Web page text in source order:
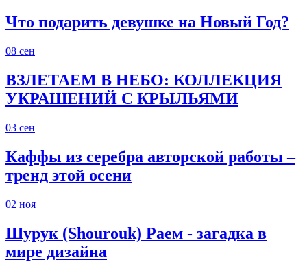
Что подарить девушке на Новый Год?
08 сен
ВЗЛЕТАЕМ В НЕБО: КОЛЛЕКЦИЯ
УКРАШЕНИЙ С КРЫЛЬЯМИ
03 сен
Каффы из серебра авторской работы –
тренд этой осени
02 ноя
Шурук (Shourouk) Раем - загадка в
мире дизайна